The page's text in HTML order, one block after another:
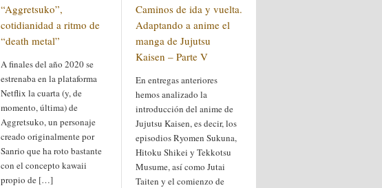
“Aggretsuko”,
cotidianidad a ritmo de
“death metal”
A finales del año 2020 se
estrenaba en la plataforma
Netflix la cuarta (y, de
momento, última) de
Aggretsuko, un personaje
creado originalmente por
Sanrio que ha roto bastante
con el concepto kawaii
propio de […]
Caminos de ida y vuelta.
Adaptando a anime el
manga de Jujutsu
Kaisen – Parte V
En entregas anteriores
hemos analizado la
introducción del anime de
Jujutsu Kaisen, es decir, los
episodios Ryomen Sukuna,
Hitoku Shikei y Tekkotsu
Musume, así como Jutai
Taiten y el comienzo de